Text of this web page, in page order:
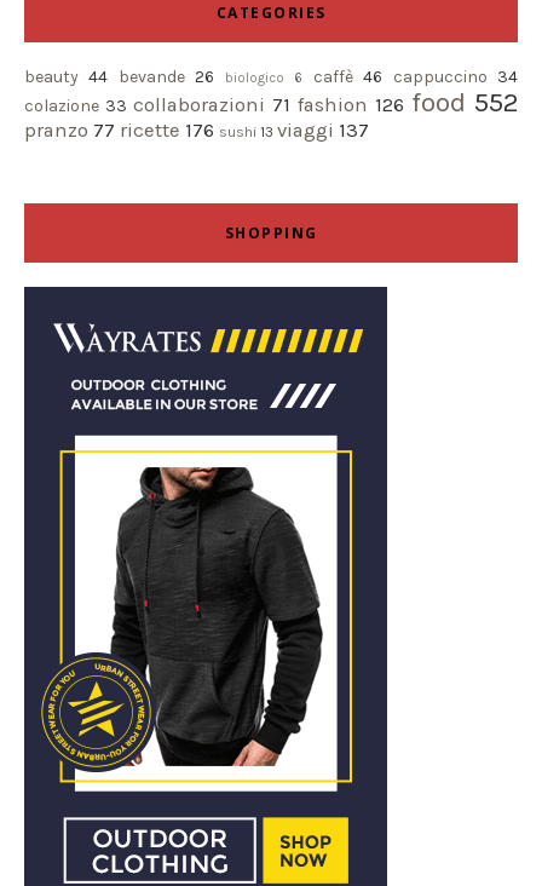
CATEGORIES
beauty 44 bevande 26 biologico 6 caffè 46 cappuccino 34
colazione 33 collaborazioni 71 fashion 126 food 552
pranzo 77 ricette 176 sushi 13 viaggi 137
SHOPPING